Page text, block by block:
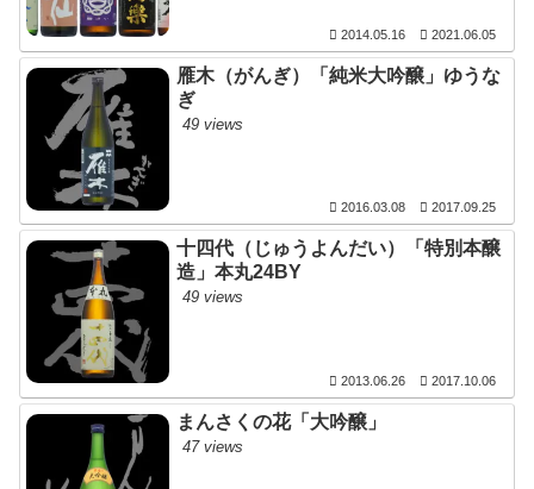
2014.05.16 2021.06.05
雁木（がんぎ）「純米大吟醸」ゆうな
ぎ
49 views
2016.03.08 2017.09.25
十四代（じゅうよんだい）「特別本醸
造」本丸24BY
49 views
2013.06.26 2017.10.06
まんさくの花「大吟醸」
47 views